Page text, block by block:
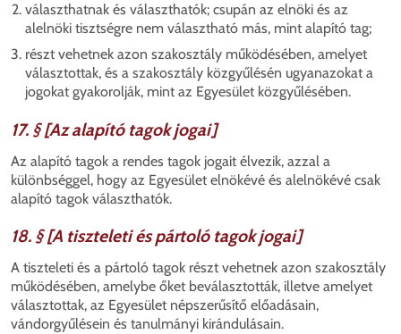
választhatnak és választhatók; csupán az elnöki és az
alelnöki tisztségre nem választható más, mint alapító tag;
részt vehetnek azon szakosztály működésében, amelyet
választottak, és a szakosztály közgyűlésén ugyanazokat a
jogokat gyakorolják, mint az Egyesület közgyűlésében.
17. § [Az alapító tagok jogai]
Az alapító tagok a rendes tagok jogait élvezik, azzal a
különbséggel, hogy az Egyesület elnökévé és alelnökévé csak
alapító tagok választhatók.
18. § [A tiszteleti és pártoló tagok jogai]
A tiszteleti és a pártoló tagok részt vehetnek azon szakosztály
működésében, amelybe őket beválasztották, illetve amelyet
választottak, az Egyesület népszerűsítő előadásain,
vándorgyűlésein és tanulmányi kirándulásain.